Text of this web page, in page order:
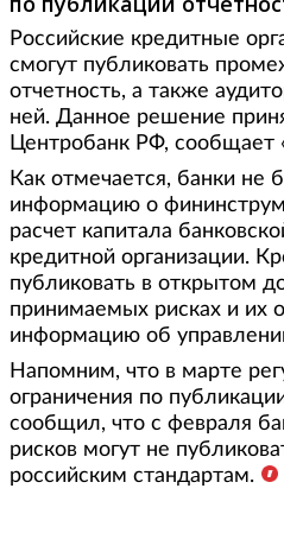
Российские кредитные
смогут публиковать
отчетность, а также
ней. Данное решение
Центробанк РФ, сообщает
Как отмечается, банки не
информацию о
расчет капитала
кредитной организации.
публиковать в открытом
принимаемых рисках и их
информацию об
Напомним, что в марте
ограничения по
сообщил, что с февраля
рисков могут не
российским стандартам.